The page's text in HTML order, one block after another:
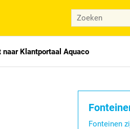
naar Klantportaal Aquaco
Fonteinen